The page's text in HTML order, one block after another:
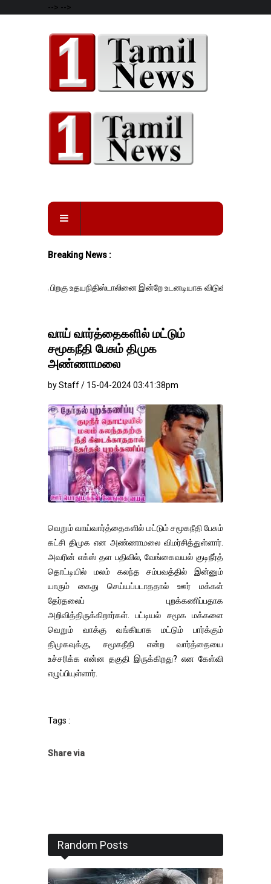
--> -->
Breaking News :
உதயநிதிஸ்டாலினை இன்றே உடனடியாக விடுவிக்கப்பட வேண்.
வாய் வார்த்தைகளில் மட்டும்
சமூகநீதி பேசும் திமுக
அண்ணாமலை
by Staff / 15-04-2024 03:41:38pm
வெறும் வாய்வார்த்தைகளில் மட்டும் சமூகநீதி பேசும்
கட்சி திமுக என அண்ணாமலை விமர்சித்துள்ளார்.
அவரின் எக்ஸ் தள பதிவில், வேங்கைவயல் குடிநீர்த்
தொட்டியில் மலம் கலந்த சம்பவத்தில் இன்னும்
யாரும் கைது செய்யப்படாததால் ஊர் மக்கள்
தேர்தலைப் புறக்கணிப்பதாக
அறிவித்திருக்கிறார்கள். பட்டியல் சமூக மக்களை
வெறும் வாக்கு வங்கியாக மட்டும் பார்க்கும்
திமுகவுக்கு, சமூகநீதி என்ற வார்த்தையை
உச்சரிக்க என்ன தகுதி இருக்கிறது? என கேள்வி
எழுப்பியுள்ளார்.
Tags :
Share via
Random Posts